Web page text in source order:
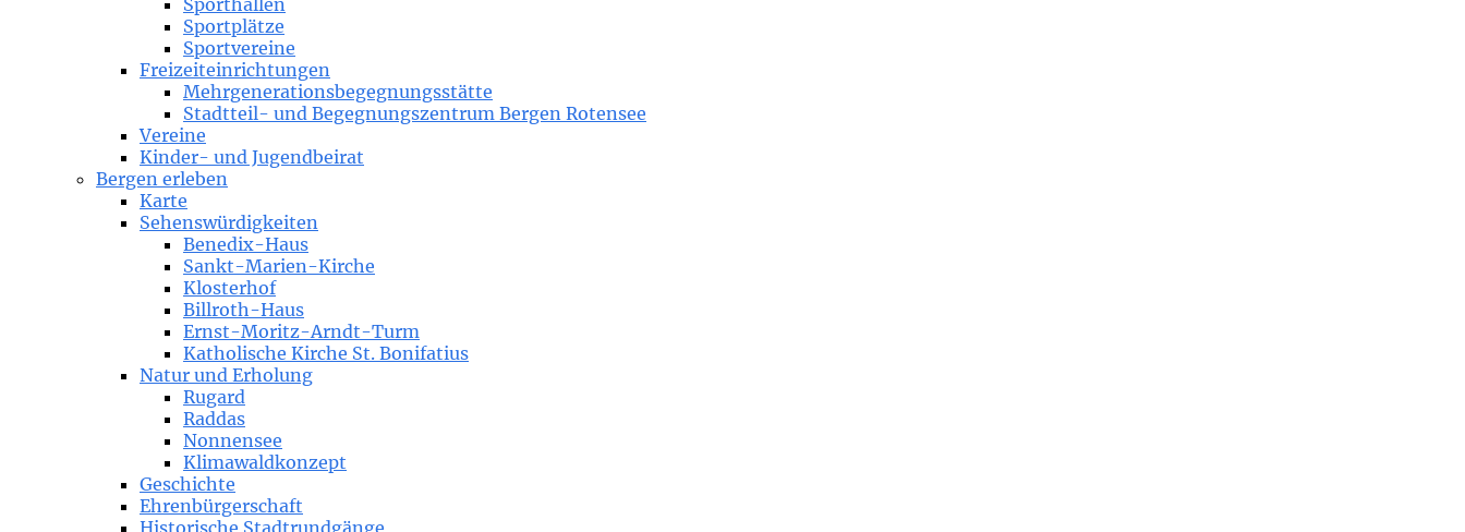
Sporthallen
Sportplätze
Sportvereine
Freizeiteinrichtungen
Mehrgenerationsbegegnungsstätte
Stadtteil- und Begegnungszentrum Bergen Rotensee
Vereine
Kinder- und Jugendbeirat
Bergen erleben
Karte
Sehenswürdigkeiten
Benedix-Haus
Sankt-Marien-Kirche
Klosterhof
Billroth-Haus
Ernst-Moritz-Arndt-Turm
Katholische Kirche St. Bonifatius
Natur und Erholung
Rugard
Raddas
Nonnensee
Klimawaldkonzept
Geschichte
Ehrenbürgerschaft
Historische Stadtrundgänge